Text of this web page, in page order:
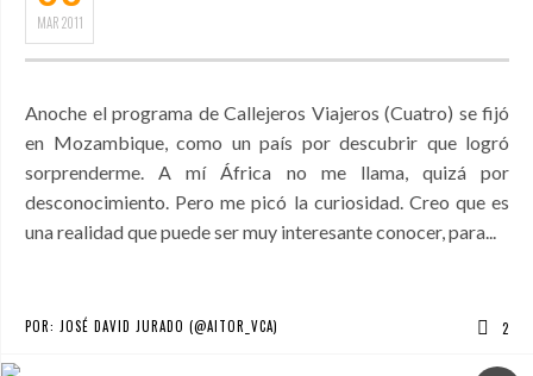
MAR2011
Anoche el programa de Callejeros Viajeros (Cuatro) se fijó
en Mozambique, como un país por descubrir que logró
sorprenderme. A mí África no me llama, quizá por
desconocimiento. Pero me picó la curiosidad. Creo que es
una realidad que puede ser muy interesante conocer, para...
POR: JOSÉ DAVID JURADO (@AITOR_VCA) 2